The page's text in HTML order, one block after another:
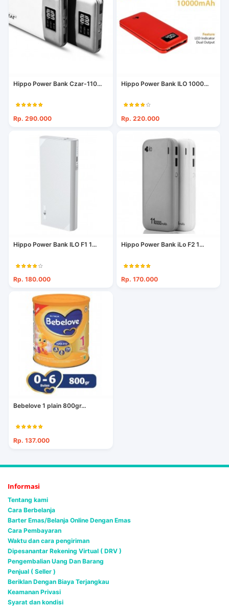
Hippo Power Bank Czar-110...
Rp. 290.000
Hippo Power Bank ILO 1000...
Rp. 220.000
Hippo Power Bank ILO F1 1...
Rp. 180.000
Hippo Power Bank iLo F2 1...
Rp. 170.000
Bebelove 1 plain 800gr...
Rp. 137.000
Informasi
Tentang kami
Cara Berbelanja
Barter Emas/Belanja Online Dengan Emas
Cara Pembayaran
Waktu dan cara pengiriman
Dipesanantar Rekening Virtual ( DRV )
Pengembalian Uang Dan Barang
Penjual ( Seller )
Beriklan Dengan Biaya Terjangkau
Keamanan Privasi
Syarat dan kondisi